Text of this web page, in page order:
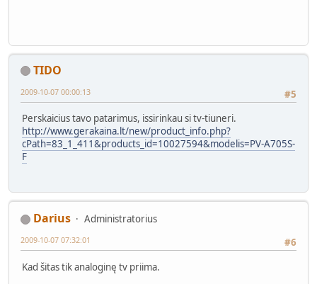
TIDO
#5
2009-10-07 00:00:13
Perskaicius tavo patarimus, issirinkau si tv-tiuneri.
http://www.gerakaina.lt/new/product_info.php?
cPath=83_1_411&products_id=10027594&modelis=PV-A705S-
F
Darius
Administratorius
#6
2009-10-07 07:32:01
Kad šitas tik analoginę tv priima.